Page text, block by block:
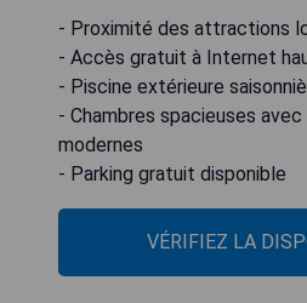
- Proximité des attractions
- Accès gratuit à Internet
- Piscine extérieure
- Chambres spacieuses
modernes
- Parking gratuit disponible
VÉRIFIEZ LA